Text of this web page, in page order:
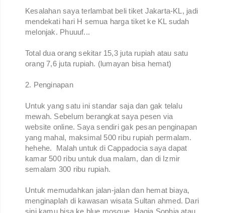
Kesalahan saya terlambat beli tiket Jakarta-KL, jadi
mendekati hari H semua harga tiket ke KL sudah
melonjak. Phuuuf...
Total dua orang sekitar 15,3 juta rupiah atau satu
orang 7,6 juta rupiah. (lumayan bisa hemat)
2. Penginapan
Untuk yang satu ini standar saja dan gak telalu
mewah. Sebelum berangkat saya pesen via
website online. Saya sendiri gak pesan penginapan
yang mahal, maksimal 500 ribu rupiah permalam.
hehehe. Malah untuk di Cappadocia saya dapat
kamar 500 ribu untuk dua malam, dan di Izmir
semalam 300 ribu rupiah.
Untuk memudahkan jalan-jalan dan hemat biaya,
menginaplah di kawasan wisata Sultan ahmed. Dari